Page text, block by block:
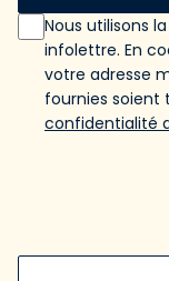
Nous utilisons
infolettre. En
votre adresse
fournies
confidentialité